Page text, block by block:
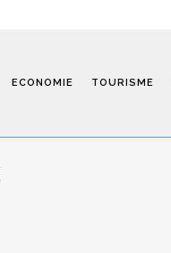
ECONOMIE TOURISME